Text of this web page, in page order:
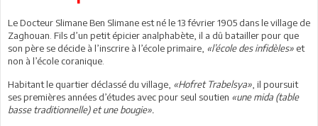
Le Docteur Slimane Ben Slimane est né le 13 février 1905 dans le village de
Zaghouan. Fils d’un petit épicier analphabète, il a dû batailler pour que
son père se décide à l’inscrire à l’école primaire, «l’école des infidèles» et
non à l’école coranique.
Habitant le quartier déclassé du village, «Hofret Trabelsya» , il poursuit
ses premières années d’études avec pour seul soutien «une mida (table
basse traditionnelle) et une bougie».